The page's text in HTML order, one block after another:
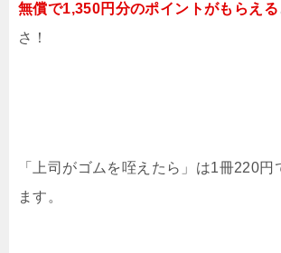
無償で1,350円分のポイントがもらえる
さ！
「上司がゴムを咥えたら」は1冊220円
ます。